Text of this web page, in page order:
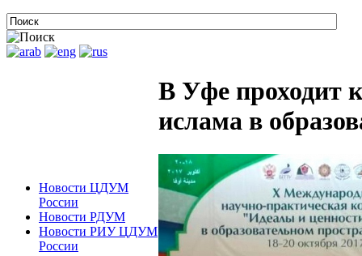
Новости ЦДУМ
России
Новости РДУМ
Новости РИУ ЦДУМ
России
В Уфе проходит
ислама в